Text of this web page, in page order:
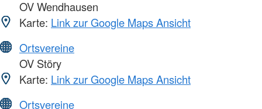
OV Wendhausen
Karte: Link zur Google Maps Ansicht
Ortsvereine
OV Störy
Karte: Link zur Google Maps Ansicht
Ortsvereine